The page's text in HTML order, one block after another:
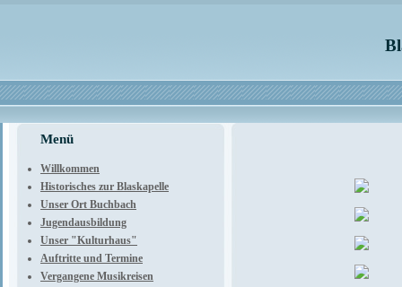
Menü
Willkommen
Historisches zur Blaskapelle
Unser Ort Buchbach
Jugendausbildung
Unser "Kulturhaus"
Auftritte und Termine
Vergangene Musikreisen